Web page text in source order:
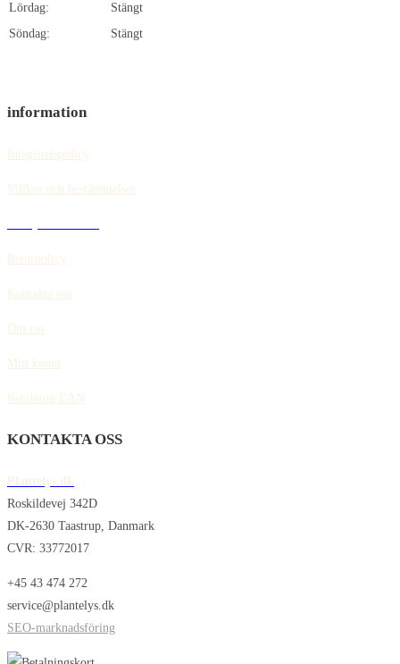
Lördag:
Stängt
Söndag:
Stängt
information
Integritetspolicy
Villkor och bestämmelser
Returpolicy
Kontakta oss
Om oss
Mitt konto
Betalning EAN
KONTAKTA OSS
Plantelys.dk
Roskildevej 342D
DK-2630 Taastrup, Danmark
CVR: 33772017
+45 43 474 272
service@plantelys.dk
SEO-marknadsföring